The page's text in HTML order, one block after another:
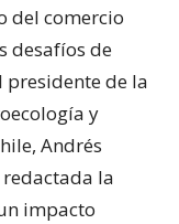
del comercio
desafíos de
de la
y
Andrés
redactada la
impacto